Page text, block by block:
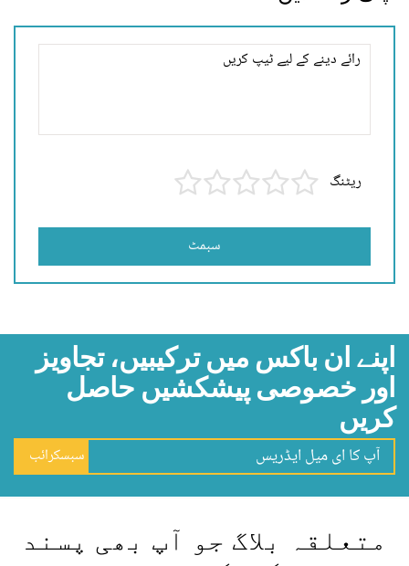
ریٹنگ
سبمٹ
اپنے ان باکس میں ترکیبیں، تجاویز
اور خصوصی پیشکشیں حاصل
کریں
سبسکرائب
متعلقہ بلاگ جو آپ بھی پسند